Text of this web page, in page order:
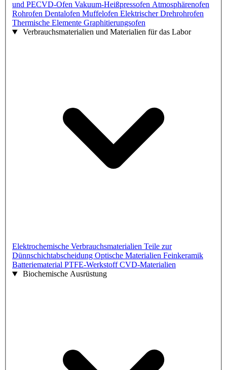
und PECVD-Ofen Vakuum-Heißpressofen Atmosphärenofen
Rohrofen Dentalofen Muffelofen Elektrischer Drehrohrofen
Thermische Elemente Graphitierungsofen
Verbrauchsmaterialien und Materialien für das Labor
Elektrochemische Verbrauchsmaterialien Teile zur
Dünnschichtabscheidung Optische Materialien Feinkeramik
Batteriematerial PTFE-WerkstoffCVD-Materialien
Biochemische Ausrüstung